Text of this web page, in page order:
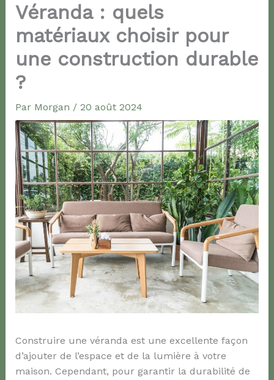
Véranda : quels
matériaux choisir pour
une construction durable
?
Par Morgan / 20 août 2024
Construire une véranda est une excellente façon
d’ajouter de l’espace et de la lumière à votre
maison. Cependant, pour garantir la durabilité de